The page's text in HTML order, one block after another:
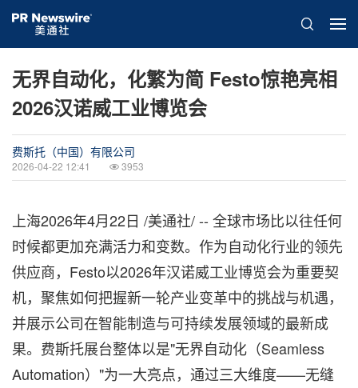
无界自动化，化繁为简 Festo惊艳亮相
2026汉诺威工业博览会
费斯托（中国）有限公司
2026-04-22 12:41 3953
上海2026年4月22日 /美通社/ -- 全球市场比以往任何
时候都更加充满活力和变数。作为自动化行业的领先
供应商，Festo以2026年汉诺威工业博览会为重要契
机，聚焦如何把握新一轮产业变革中的挑战与机遇，
并展示公司在智能制造与可持续发展领域的最新成
果。费斯托展台整体以是"无界自动化（Seamless
Automation）"为一大亮点，通过三大维度——无缝